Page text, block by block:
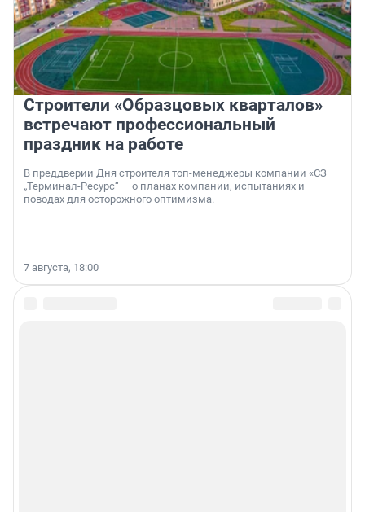
Строители «Образцовых кварталов»
встречают профессиональный
праздник на работе
В преддверии Дня строителя топ-менеджеры компании «СЗ
„Терминал-Ресурс“ — о планах компании, испытаниях и
поводах для осторожного оптимизма.
7 августа, 18:00